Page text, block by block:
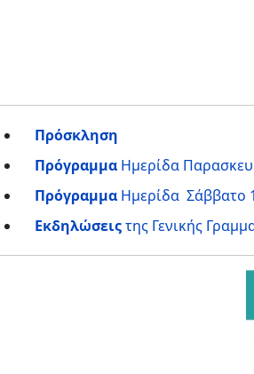
Πρόσκληση
Πρόγραμμα Ημερίδα
Πρόγραμμα Ημερίδα Σάββατο
Εκδηλώσειςτης Γενικής